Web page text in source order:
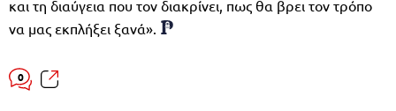
και τη διαύγεια που τον διακρίνει, πως θα βρει τον τρόπο
να μας εκπλήξει ξανά».
0